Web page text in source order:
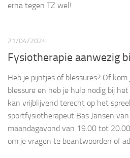
erna tegen TZ wel!
21/04/2024
Fysiotherapie aanwezig
Heb je pijntjes of blessures? Of
blessure en heb je hulp nodig bij
kan vrijblijvend terecht op het
sportfysiotherapeut Bas Jansen
maandagavond van 19.00 tot
om je vragen te beantwoorden of